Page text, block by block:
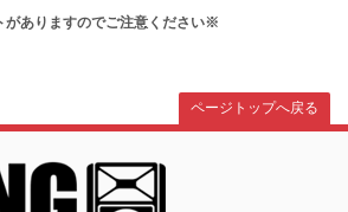
ありますのでご注意ください※
ページトップへ戻る